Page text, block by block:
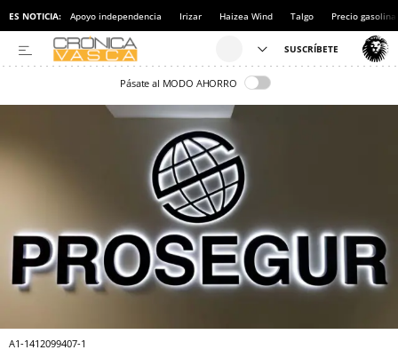
ES NOTICIA: Apoyo independencia Irizar Haizea Wind Talgo Precio gasolina
Pásate al MODO AHORRO
A1-1412099407-1